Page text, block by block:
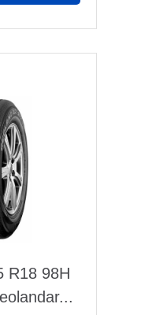
R18 98H